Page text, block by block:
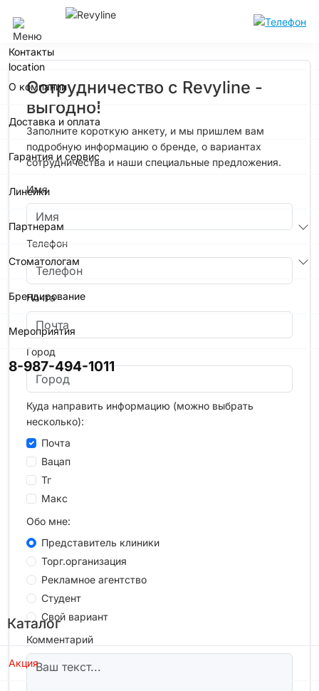
Контакты
О компании
Доставка и оплата
Гарантия и сервис
Линейки
Партнерам
Стоматологам
Брендирование
Мероприятия
8-987-494-1011
Каталог
Акция
Сотрудничество с Revyline -
выгодно!
Заполните короткую анкету, и мы пришлем вам
подробную информацию о бренде, о вариантах
сотрудничества и наши специальные предложения.
Имя
Телефон
Почта
Город
Куда направить информацию (можно выбрать
несколько):
Почта
Вацап
Тг
Макс
Обо мне:
Представитель клиники
Торг.организация
Рекламное агентство
Студент
Свой вариант
Комментарий